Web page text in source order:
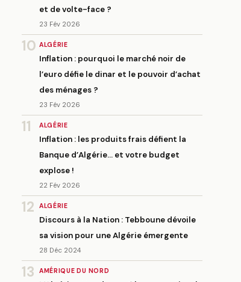
et de volte-face ?
23 Fév 2026
10 ALGÉRIE
Inflation : pourquoi le marché noir de
l’euro défie le dinar et le pouvoir d’achat
des ménages ?
23 Fév 2026
11 ALGÉRIE
Inflation : les produits frais défient la
Banque d’Algérie… et votre budget
explose !
22 Fév 2026
12 ALGÉRIE
Discours à la Nation : Tebboune dévoile
sa vision pour une Algérie émergente
28 Déc 2024
13 AMÉRIQUE DU NORD